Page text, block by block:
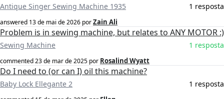
Antique Singer Sewing Machine 1935 1 resposta
answered 13 de mai de 2026 porZain Ali
Problem is in sewing machine, but relates to ANY MOTOR :)
Sewing Machine 1 resposta
commented23 de mar de 2025 por Rosalind Wyatt
Do I need to (or can I) oil this machine?
Baby Lock Ellegante 2 1 resposta